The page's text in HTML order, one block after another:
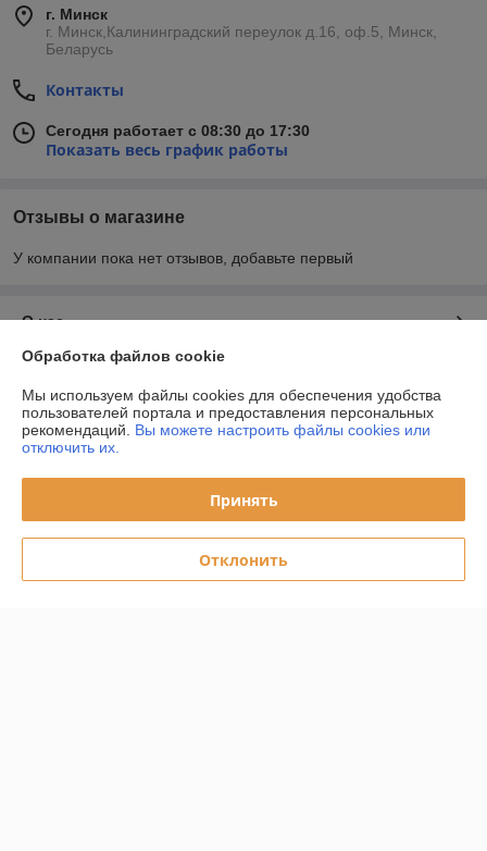
г. Минск
г. Минск,Калининградский переулок д.16, оф.5, Минск,
Беларусь
Контакты
Сегодня работает с 08:30 до 17:30
Показать весь график работы
Отзывы о магазине
У компании пока нет отзывов, добавьте первый
О нас
Доставка и оплата
График работы
Полная версия сайта
Политика обработки cookies
Обработка файлов cookie
Мы используем файлы cookies для обеспечения удобства
пользователей портала и предоставления персональных
рекомендаций. Вы можете настроить файлы cookies или
отключить их.
Принять
Отклонить